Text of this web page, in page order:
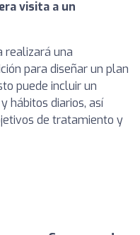
visita a un
realizará una
para diseñar un plan
puede incluir un
hábitos diarios, así
de tratamiento y